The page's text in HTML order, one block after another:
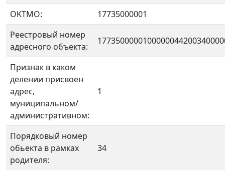
OKTMO:
17735000001
Реестровый номер
адресного объекта:
Признак в каком
делении присвоен
адрес,
муниципальном/
административном:
1
Порядковый номер
обьекта в рамках
родителя:
34